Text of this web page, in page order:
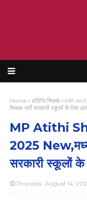
Home अतिथि शिक्षक
MP
शिक्षक भर्ती सरकारी स्कूलों के लिए
MP Atithi
2025
सरकारी स्कूलों
Thursday, August 14,